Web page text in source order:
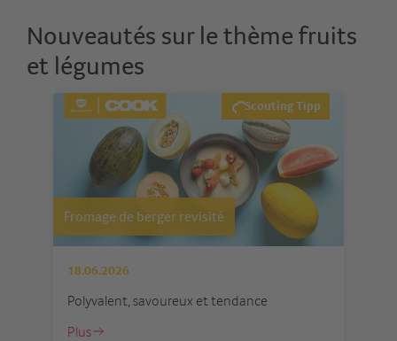
Nouveautés sur le thème fruits
et légumes
Scouting Tipp
Fromage de berger revisité
18.06.2026
Polyvalent, savoureux et tendance
Plus